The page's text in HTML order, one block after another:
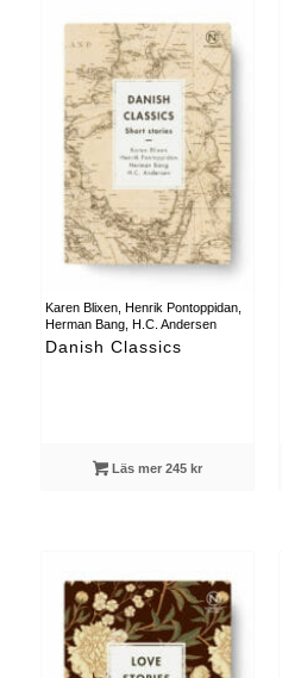
Karen Blixen, Henrik Pontoppidan,
Herman Bang, H.C. Andersen
Danish Classics
Läs mer 245 kr